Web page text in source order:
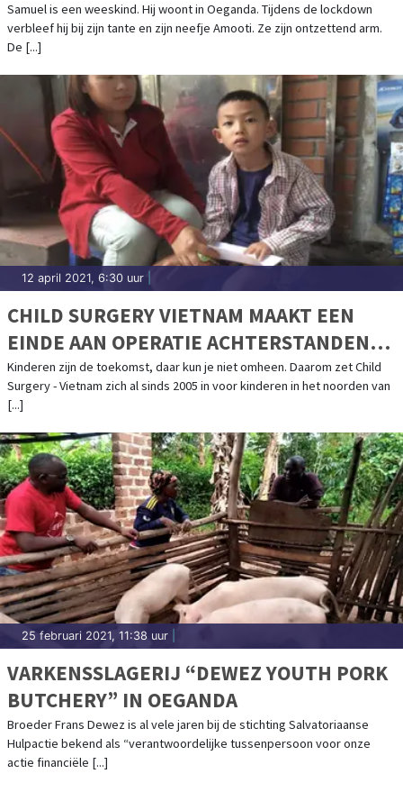
Samuel is een weeskind. Hij woont in Oeganda. Tijdens de lockdown
verbleef hij bij zijn tante en zijn neefje Amooti. Ze zijn ontzettend arm.
De [...]
12 april 2021, 6:30 uur
CHILD SURGERY VIETNAM MAAKT EEN
EINDE AAN OPERATIE ACHTERSTANDEN
BIJ KINDEREN
Kinderen zijn de toekomst, daar kun je niet omheen. Daarom zet Child
Surgery - Vietnam zich al sinds 2005 in voor kinderen in het noorden van
[...]
25 februari 2021, 11:38 uur
VARKENSSLAGERIJ “DEWEZ YOUTH PORK
BUTCHERY” IN OEGANDA
Broeder Frans Dewez is al vele jaren bij de stichting Salvatoriaanse
Hulpactie bekend als “verantwoordelijke tussenpersoon voor onze
actie financiële [...]